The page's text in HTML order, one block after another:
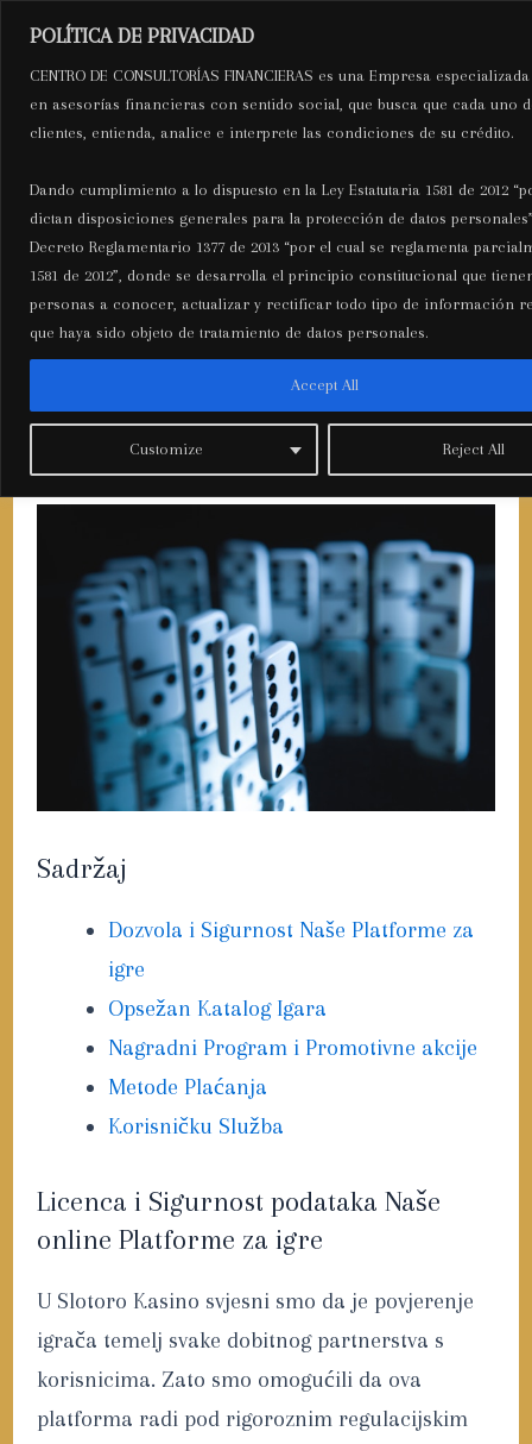
POLÍTICA DE PRIVACIDAD
CENTRO DE CONSULTORÍAS FINANCIERAS es una Empresa
en asesorías financieras con sentido social, que busca que cada uno
clientes, entienda, analice e interprete las condiciones de su crédito.
Dando cumplimiento a lo dispuesto en la Ley Estatutaria 1581 de 2012
dictan disposiciones generales para la protección de datos
Decreto Reglamentario 1377 de 2013 “por el cual se reglamenta
1581 de 2012”, donde se desarrolla el principio constitucional que
personas a conocer, actualizar y rectificar todo tipo de información
que haya sido objeto de tratamiento de datos personales.
Customize Reject All
Accept All
contenido
C.C.F
Centro de Consultorías
Slotoro Kockarnica – Tvoja
Moderna Lokacija za Internetske
Igre na Sreću
Deja un comentario wpuser junio 3, 2026
Sadržaj
Dozvola i Sigurnost Naše Platforme za
igre
Opsežan Katalog Igara
Nagradni Program i Promotivne akcije
Metode Plaćanja
Korisničku Služba
Licenca i Sigurnost podataka Naše
online Platforme za igre
U Slotoro Kasino svjesni smo da je povjerenje
igrača temelj svake dobitnog partnerstva s
korisnicima. Zato smo omogućili da ova
platforma radi pod rigoroznim regulacijskim
entradas